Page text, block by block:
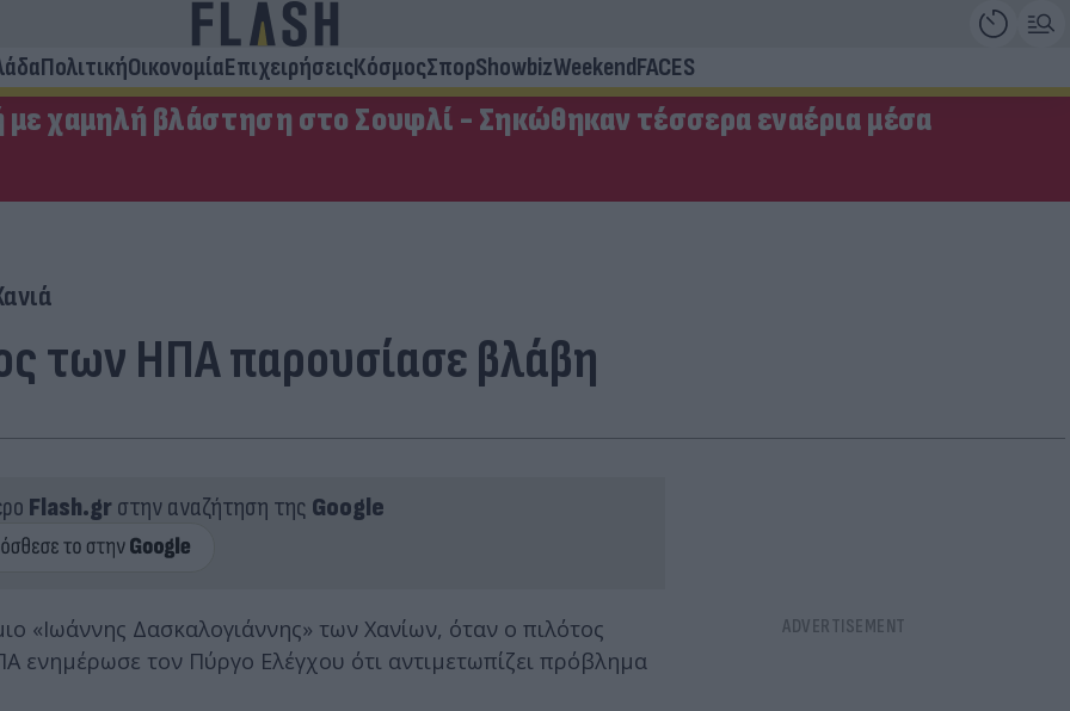
ΠολιτικήΟικονομίαΕπιχειρήσειςΚόσμοςΣπορShowbizWeekendFACES
με χαμηλή βλάστηση στο Σουφλί - Σηκώθηκαν τέσσερα εναέρια μέσα
των ΗΠΑ παρουσίασε βλάβη
Flash.grστην αναζήτηση της Google
«Ιωάννης Δασκαλογιάννης» των Χανίων, όταν ο πιλότος
τον Πύργο Ελέγχου ότι αντιμετωπίζει πρόβλημα